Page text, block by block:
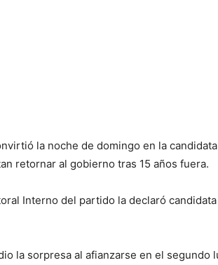
la noche de domingo en la
retornar al gobierno tras 15 años fuera.
Interno del partido la declaró
la sorpresa al afianzarse en el